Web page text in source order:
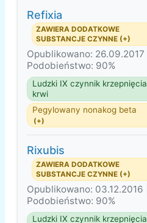
Refixia
ZAWIERA DODATKOWE
SUBSTANCJE CZYNNE (+)
Opublikowano: 26.09.2017 |
Podobieństwo: 90%
Ludzki IX czynnik krzepnięcia
krwi
Pegylowany nonakog beta
(+)
Rixubis
ZAWIERA DODATKOWE
SUBSTANCJE CZYNNE (+)
Opublikowano: 03.12.2016 |
Podobieństwo: 90%
Ludzki IX czynnik krzepnięcia